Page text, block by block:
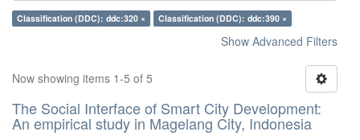
Classification (DDC): ddc:320 × Classification (DDC): ddc:390 ×
Show Advanced Filters
Now showing items 1-5 of 5
The Social Interface of Smart City Development:
An empirical study in Magelang City, Indonesia